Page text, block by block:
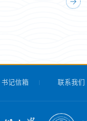
书记信箱 联系我们